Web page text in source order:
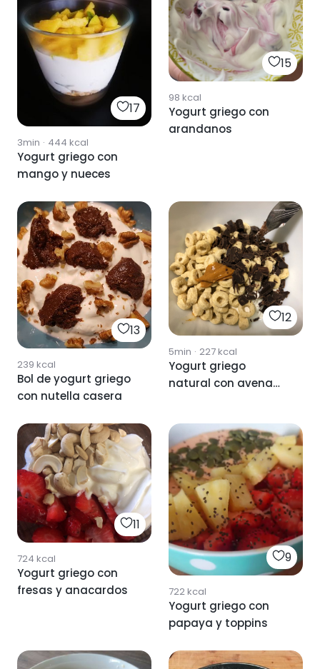
17
3min · 444 kcal
Yogurt griego con
mango y nueces
15
98 kcal
Yogurt griego con
arandanos
13
239 kcal
Bol de yogurt griego
con nutella casera
12
5min · 227kcal
Yogurt griego
natural con avena
11
724 kcal
Yogurt griego con
fresas y anacardos
9
722kcal
Yogurt griego con
papaya y toppins